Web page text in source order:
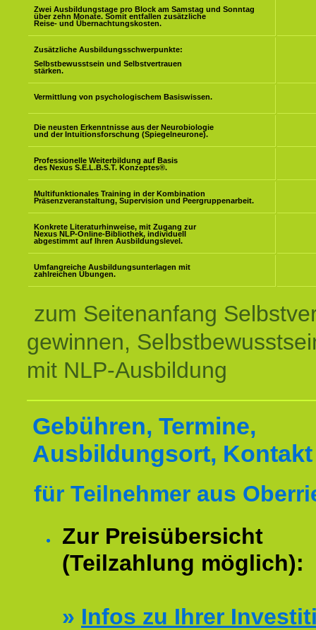
Zwei Ausbildungstage pro Block am Samstag und Sonntag
über zehn Monate. Somit entfallen zusätzliche
Reise- und Übernachtungskosten.
Zusätzliche Ausbildungsschwerpunkte:
Selbstbewusstsein und Selbstvertrauen
stärken.
Vermittlung von psychologischem Basiswissen.
Die neusten Erkenntnisse aus der Neurobiologie
und der Intuitionsforschung (Spiegelneurone).
Professionelle Weiterbildung auf Basis
des Nexus S.E.L.B.S.T. Konzeptes®.
Multifunktionales Training in der Kombination
Präsenzveranstaltung, Supervision und Peergruppenarbeit.
Konkrete Literaturhinweise, mit Zugang zur
Nexus NLP-Online-Bibliothek, individuell
abgestimmt auf Ihren Ausbildungslevel.
Umfangreiche Ausbildungsunterlagen mit
zahlreichen Übungen.
zum Seitenanfang
gewinnen,
mit NLP-Ausbildung
Gebühren, Termine,
Ausbildungsort, Kontakt
für Teilnehmer aus
Zur Preisübersicht
(Teilzahlung möglich):
» Infos zu Ihrer